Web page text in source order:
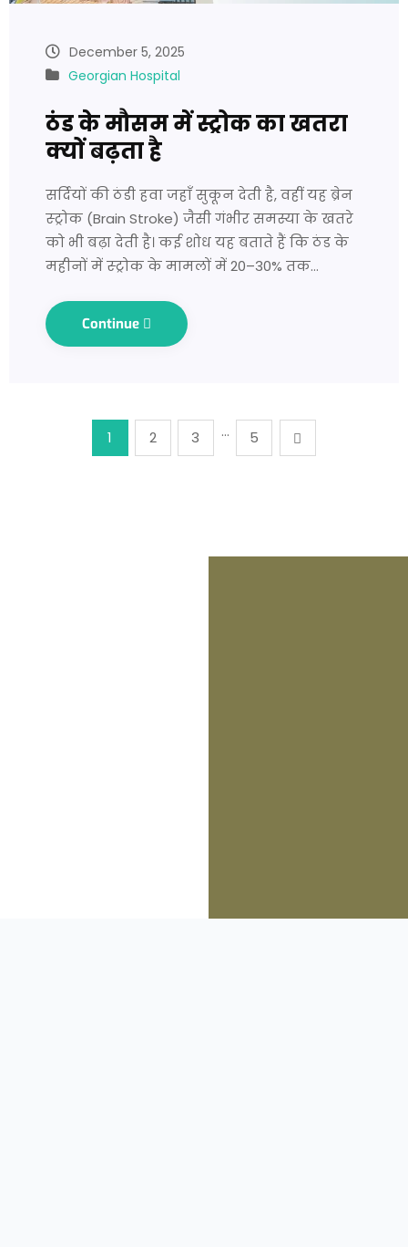
December 5, 2025
Georgian Hospital
ठंड के मौसम में स्ट्रोक का खतरा
क्यों बढ़ता है
सर्दियों की ठंडी हवा जहाँ सुकून देती है, वहीं यह ब्रेन
स्ट्रोक (Brain Stroke) जैसी गंभीर समस्या के खतरे
को भी बढ़ा देती है। कई शोध यह बताते हैं कि ठंड के
महीनों में स्ट्रोक के मामलों में 20–30% तक…
Continue
1 2 3 … 5